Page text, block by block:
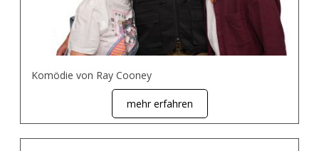
Komödie von Ray Cooney
mehr erfahren